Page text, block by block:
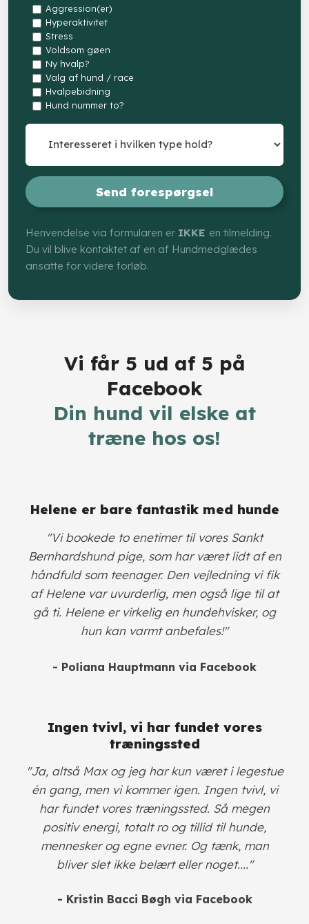
Aggression(er)
Hyperaktivitet
Stress
Voldsom gøen
Ny hvalp?
Valg af hund / race
Hvalpebidning
Hund nummer to?
Henvendelse via formularen er IKKE en tilmelding.
Du vil blive kontaktet af en af Hundmedglædes
ansatte for videre forløb.​
Vi får 5 ud af 5 på
Facebook
​Din hund vil elske at
træne hos os!
​Helene er bare fantastik med hunde
​"Vi bookede to enetimer til vores Sankt
Bernhardshund pige, som har været lidt af en
håndfuld som teenager. Den vejledning vi fik
af Helene var uvurderlig, men også lige til at
gå ti. Helene er virkelig en hundehvisker, og
hun kan varmt anbefales!"
- Poliana Hauptmann via Facebook
Ingen tvivl, vi har fundet vores
træningssted
"Ja, altså Max og jeg har kun været i legestue
én gang, men vi kommer igen. Ingen tvivl, vi
har fundet vores træningssted. Så megen
positiv energi, totalt ro og tillid til hunde,
mennesker og egne evner. Og tænk, man
bliver slet ikke belært eller noget...."
- Kristin Bacci Bøgh via Facebook